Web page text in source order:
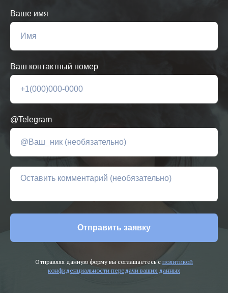
Ваше имя
Ваш контактный номер
@Telegram
Отправить заявку
Отправляя данную форму вы соглашаетесь с политикой
конфиденциальности передачи ваших данных